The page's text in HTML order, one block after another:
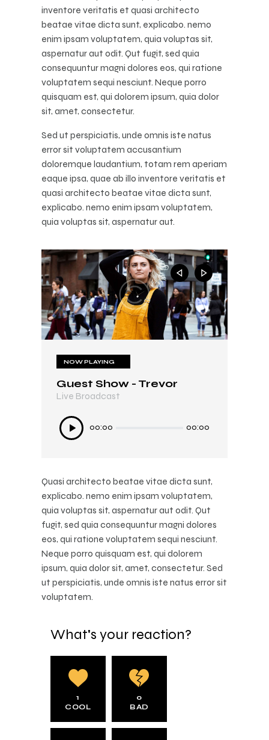
inventore veritatis et quasi architecto
beatae vitae dicta sunt, explicabo. nemo
enim ipsam voluptatem, quia voluptas sit,
aspernatur aut odit. Qut fugit, sed quia
consequuntur magni dolores eos, qui ratione
voluptatem sequi nesciunt. Neque porro
quisquam est, qui dolorem ipsum, quia dolor
sit, amet, consectetur.
Sed ut perspiciatis, unde omnis iste natus
error sit voluptatem accusantium
doloremque laudantium, totam rem aperiam
eaque ipsa, quae ab illo inventore veritatis et
quasi architecto beatae vitae dicta sunt,
explicabo. nemo enim ipsam voluptatem,
quia voluptas sit, aspernatur aut.
NOW PLAYING
Guest Show - Trevor
Live Broadcast
Audió
lejátszó
00:00 00:00
NOW PLAYING
In My Mind
Live Broadcast
Audió
lejátszó
00:00 00:00
Quasi architecto beatae vitae dicta sunt,
explicabo. nemo enim ipsam voluptatem,
quia voluptas sit, aspernatur aut odit. Qut
fugit, sed quia consequuntur magni dolores
eos, qui ratione voluptatem sequi nesciunt.
Neque porro quisquam est, qui dolorem
ipsum, quia dolor sit, amet, consectetur. Sed
ut perspiciatis, unde omnis iste natus error sit
voluptatem.
What's your reaction?
1
COOL
0
BAD